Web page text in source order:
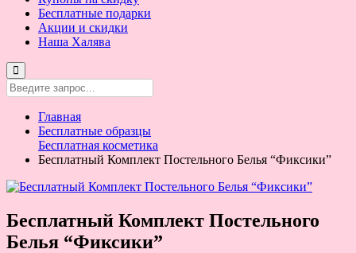
Бесплатные подарки
Акции и скидки
Наша Халява
Главная
Бесплатные образцы
Бесплатная косметика
Бесплатный Комплект Постельного Белья “Фиксики”
Бесплатный Комплект Постельного
Белья “Фиксики”